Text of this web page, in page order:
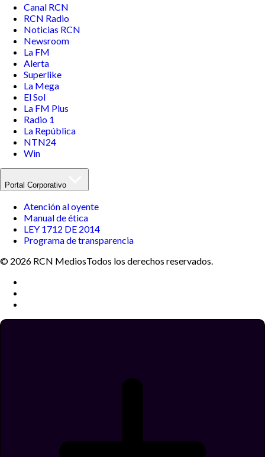
Canal RCN
RCN Radio
Noticias RCN
Newsroom
La FM
Alerta
Superlike
La Mega
El Sol
La FM Plus
Radio 1
La República
NTN24
Win
Portal Corporativo
Atención al oyente
Manual de ética
LEY 1712 DE 2014
Programa de transparencia
© 2026 RCN MediosTodos los derechos reservados.